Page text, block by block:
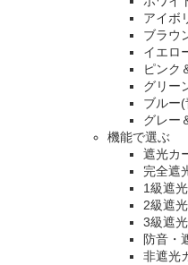
アイボ
ブラウ
イエロ
ピンク
グリー
ブルー
グレー
機能で選ぶ
遮光カ
完全遮
1級遮
2級遮
3級遮
防音・
非遮光